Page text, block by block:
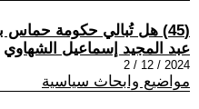
(45) هل تُبالي حكومة حماس بحياة الفلسطينيين؟
عبد المجيد إسماعيل الشهاوي
2024 / 12 / 2
مواضيع وابحاث سياسية